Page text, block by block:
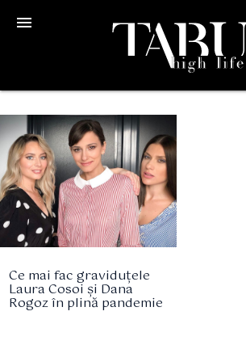
menu
Ce mai fac graviduțele
Laura Cosoi și Dana
Rogoz în plină pandemie